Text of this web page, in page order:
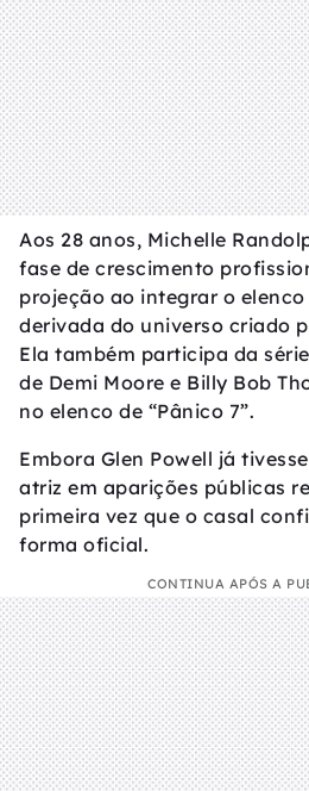
Aos 28 anos, Michelle
fase de crescimento
projeção ao integrar o elenco
derivada do universo criado
Ela também participa da
de Demi Moore e Billy Bob
no elenco de “Pânico 7”.
Embora Glen Powell já
atriz em aparições públicas
primeira vez que o casal
forma oficial.
CONTINUA APÓS A